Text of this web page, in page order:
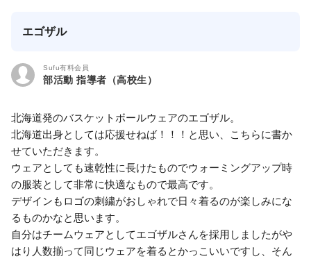
エゴザル
Sufu有料会員
部活動 指導者（高校生）
北海道発のバスケットボールウェアのエゴザル。
北海道出身としては応援せねば！！！と思い、こちらに書か
せていただきます。
ウェアとしても速乾性に長けたものでウォーミングアップ時
の服装として非常に快適なもので最高です。
デザインもロゴの刺繍がおしゃれで日々着るのが楽しみにな
るものかなと思います。
自分はチームウェアとしてエゴザルさんを採用しましたがや
はり人数揃って同じウェアを着るとかっこいいですし、そん